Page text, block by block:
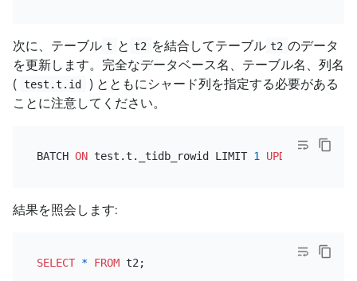
次に、テーブル t と t2 を結合してテーブル t2 のデータ
を更新します。完全なデータベース名、テーブル名、列名
( test.t.id
) とともにシャード列を指定する必要がある
ことに注意してください。
BATCH ON test.t._tidb_rowid LIMIT 1 UPDATE t JOIN
結果を照会します:
SELECT * FROM